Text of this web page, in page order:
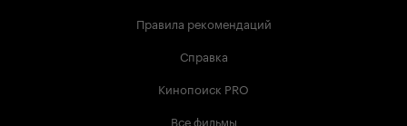
Правила рекомендаций
Справка
Кинопоиск PRO
Все фильмы